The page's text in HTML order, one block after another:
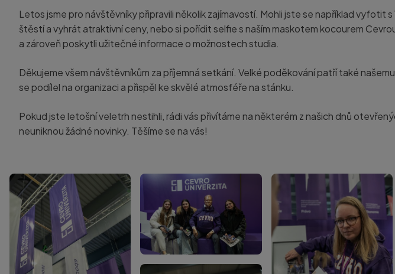
Letos jsme pro návštěvníky připravili několik zajímavostí. Mohli jste se například vyfotit
štěstí a vyhrát atraktivní ceny, nebo si pořídit selfie s naším maskotem kocourem
a zároveň poskytli užitečné informace o možnostech studia.
Děkujeme všem návštěvníkům za příjemná setkání. Velké poděkování patří také
se podílel na organizaci a přispěl ke skvělé atmosféře na stánku.
Pokud jste letošní veletrh nestihli, rádi vás přivítáme na některém z našich dnů
neuniknou žádné novinky. Těšíme se na vás!